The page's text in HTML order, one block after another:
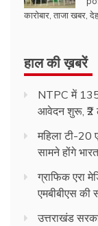
कारोबार ताजा खबर
हाल की ख़बरें
NTPC में 135
आवेदन शुरू, ₹2
महिला टी-
सामने होंगे
ग्राफिक एरा
एमबीबीएस
उत्तराखंड